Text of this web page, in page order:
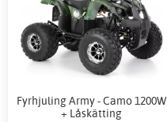
Fyrhjuling Army - Camo 1200W
+ Låskätting